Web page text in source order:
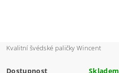
Kvalitní švédské paličky Wincent
Dostupnost Skladem